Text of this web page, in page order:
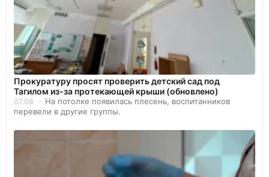
Прокуратуру просят проверить детский сад под
Тагилом из-за протекающей крыши (обновлено)
07.08
На потолке появилась плесень, воспитанников
перевели в другие группы.